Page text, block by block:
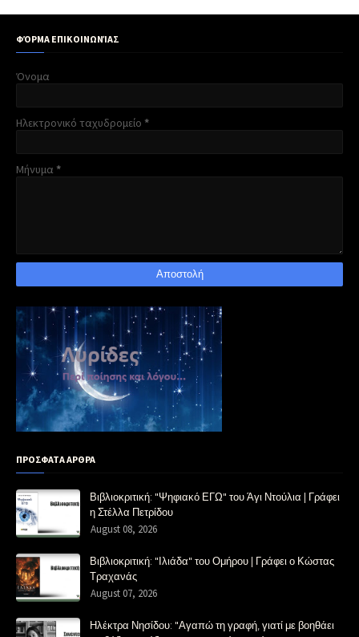
ΦΌΡΜΑ ΕΠΙΚΟΙΝΩΝΊΑΣ
Όνομα
Ηλεκτρονικό ταχυδρομείο *
Μήνυμα *
ΠΡΟΣΦΑΤΑ ΑΡΘΡΑ
Βιβλιοκριτική: "Ψηφιακό ΕΓΩ" του Άγι Ντούλια | Γράφει
η Στέλλα Πετρίδου
August 08, 2026
Βιβλιοκριτική: "Ιλιάδα" του Ομήρου | Γράφει ο Κώστας
Τραχανάς
August 07, 2026
Ηλέκτρα Νησίδου: "Αγαπώ τη γραφή, γιατί με βοηθάει